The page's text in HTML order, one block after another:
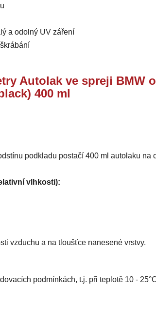
a odolný UV záření
Autolak ve spreji BMW
400 ml
podkladu postačí 400 ml autolaku na
vlhkosti):
vzduchu a na tloušťce nanesené vrstvy.
podmínkách, t.j. při teplotě 10 -